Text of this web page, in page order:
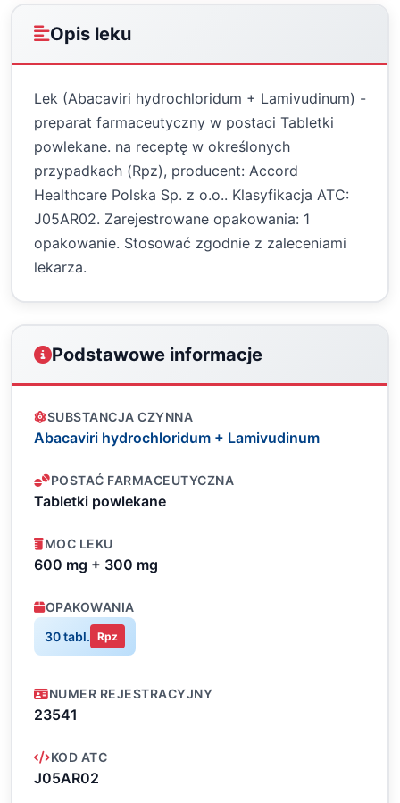
Opis leku
Lek (Abacaviri hydrochloridum + Lamivudinum) -
preparat farmaceutyczny w postaci Tabletki
powlekane. na receptę w określonych
przypadkach (Rpz), producent: Accord
Healthcare Polska Sp. z o.o.. Klasyfikacja ATC:
J05AR02. Zarejestrowane opakowania: 1
opakowanie. Stosować zgodnie z zaleceniami
lekarza.
Podstawowe informacje
SUBSTANCJA CZYNNA
Abacaviri hydrochloridum + Lamivudinum
POSTAĆ FARMACEUTYCZNA
Tabletki powlekane
MOC LEKU
600 mg + 300 mg
OPAKOWANIA
30 tabl. Rpz
NUMER REJESTRACYJNY
23541
KOD ATC
J05AR02